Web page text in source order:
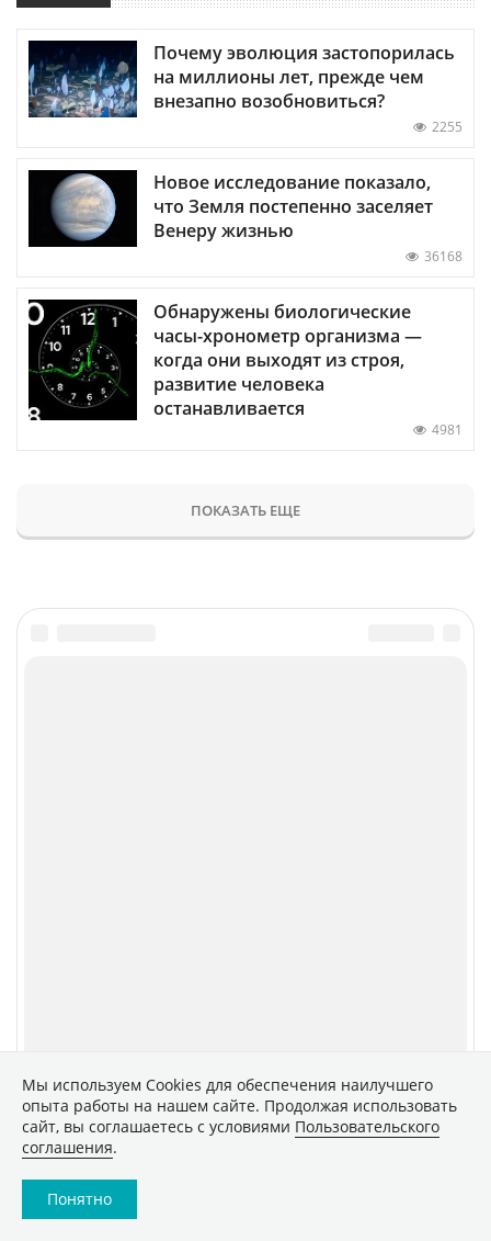
Почему эволюция застопорилась
на миллионы лет, прежде чем
внезапно возобновиться?
2255
Новое исследование показало,
что Земля постепенно заселяет
Венеру жизнью
36168
Обнаружены биологические
часы-хронометр организма —
когда они выходят из строя,
развитие человека
останавливается
4981
ПОКАЗАТЬ ЕЩЕ
Контакты
Rutube
Telegram
Быстрая подписка на новости
Мы используем Сookies для обеспечения наилучшего
опыта работы на нашем сайте. Продолжая использовать
сайт, вы соглашаетесь с условиями Пользовательского
соглашения.
Понятно